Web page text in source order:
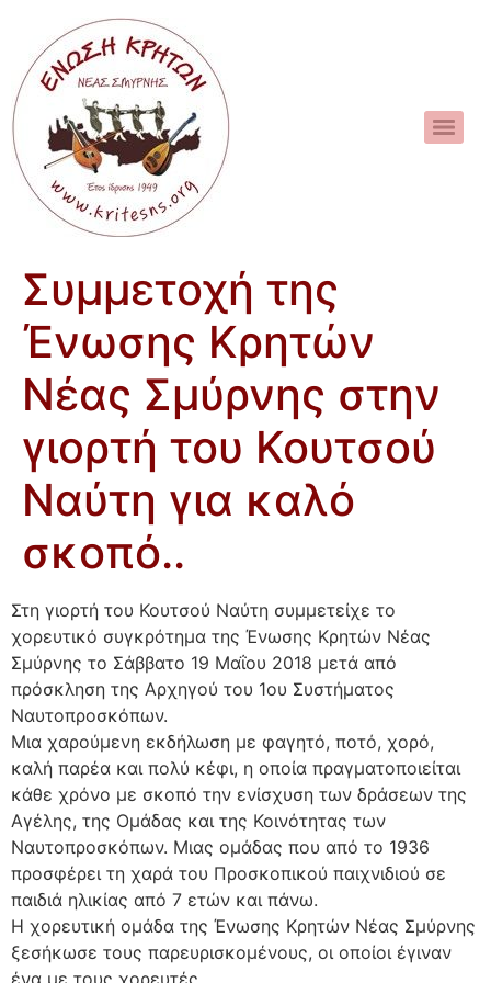
Συμμετοχή της
Ένωσης Κρητών
Νέας Σμύρνης στην
γιορτή του Κουτσού
Ναύτη για καλό
σκοπό..
Στη γιορτή του Κουτσού Ναύτη συμμετείχε το
χορευτικό συγκρότημα της Ένωσης Κρητών Νέας
Σμύρνης το Σάββατο 19 Μαΐου 2018 μετά από
πρόσκληση της Αρχηγού του 1ου Συστήματος
Ναυτοπροσκόπων.
Μια χαρούμενη εκδήλωση με φαγητό, ποτό, χορό,
καλή παρέα και πολύ κέφι, η οποία πραγματοποιείται
κάθε χρόνο με σκοπό την ενίσχυση των δράσεων της
Αγέλης, της Ομάδας και της Κοινότητας των
Ναυτοπροσκόπων. Μιας ομάδας που από το 1936
προσφέρει τη χαρά του Προσκοπικού παιχνιδιού σε
παιδιά ηλικίας από 7 ετών και πάνω.
Η χορευτική ομάδα της Ένωσης Κρητών Νέας Σμύρνης
ξεσήκωσε τους παρευρισκομένους, οι οποίοι έγιναν
ένα με τους χορευτές.